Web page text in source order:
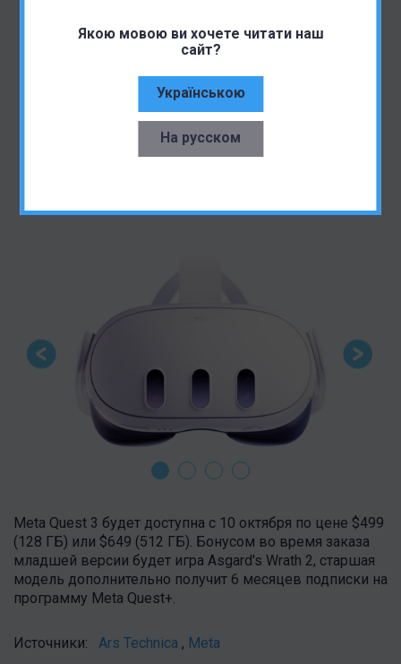
Якою мовою ви хочете читати наш
сайт?
Українською
На русском
Meta Quest 3 будет доступна с 10 октября по цене $499
(128 ГБ) или $649 (512 ГБ). Бонусом во время заказа
младшей версии будет игра Asgard's Wrath 2, старшая
модель дополнительно получит 6 месяцев подписки на
программу Meta Quest+.
Источники: Ars Technica , Meta